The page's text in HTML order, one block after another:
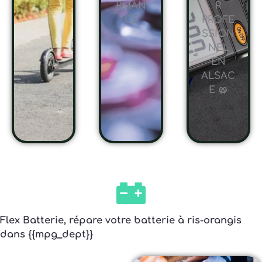
RMAN
CE
R
PROFE
SSION
NEL
EN
ALSAC
E 🥨
Flex Batterie, répare votre batterie à ris-orangis
dans {{mpg_dept}}